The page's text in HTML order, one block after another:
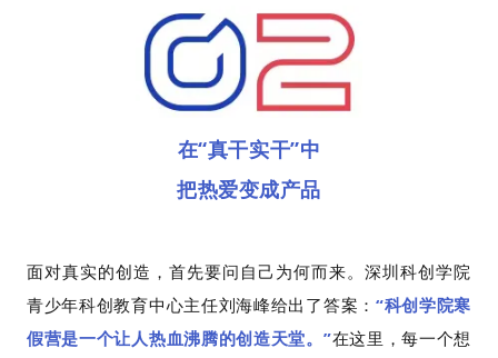
在“真干实干”中
把热爱变成产品
面对真实的创造，首先要问自己为何而来。深圳科创学院
青少年科创教育中心主任刘海峰给出了答案： “科创学院寒
假营是一个让人热血沸腾的创造天堂。”在这里，每一个想